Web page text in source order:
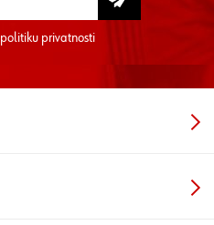
politiku privatnosti